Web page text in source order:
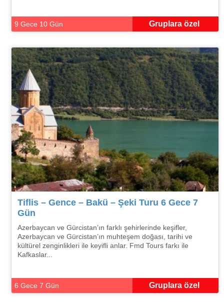
9 Gece 10 Gün Gruplara özel
Tiflis – Gence – Bakü – Şeki Turu 6 Gece 7
Gün
Azerbaycan ve Gürcistan’ın farklı şehirlerinde keşifler,
Azerbaycan ve Gürcistan’ın muhteşem doğası, tarihi ve
kültürel zenginlikleri ile keyifli anlar. Fmd Tours farkı ile
Kafkaslar...
6 Gece 7 Gün Gruplara özel